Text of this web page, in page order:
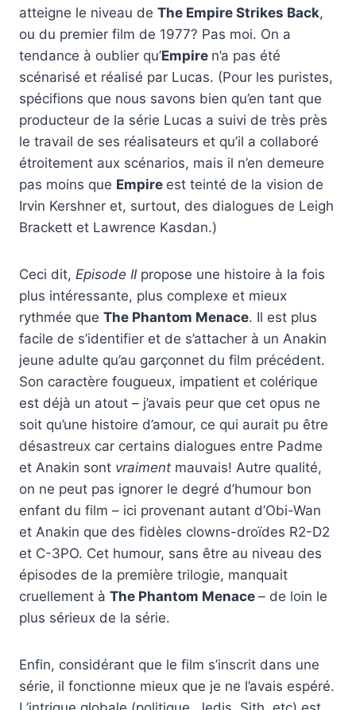
atteigne le niveau de The Empire Strikes Back,
ou du premier film de 1977? Pas moi. On a
tendance à oublier qu’Empire n’a pas été
scénarisé et réalisé par Lucas. (Pour les puristes,
spécifions que nous savons bien qu’en tant que
producteur de la série Lucas a suivi de très près
le travail de ses réalisateurs et qu’il a collaboré
étroitement aux scénarios, mais il n’en demeure
pas moins que Empire est teinté de la vision de
Irvin Kershner et, surtout, des dialogues de Leigh
Brackett et Lawrence Kasdan.)
Ceci dit, Episode II propose une histoire à la fois
plus intéressante, plus complexe et mieux
rythmée que The Phantom Menace. Il est plus
facile de s’identifier et de s’attacher à un Anakin
jeune adulte qu’au garçonnet du film précédent.
Son caractère fougueux, impatient et colérique
est déjà un atout – j’avais peur que cet opus ne
soit qu’une histoire d’amour, ce qui aurait pu être
désastreux car certains dialogues entre Padme
et Anakin sont vraiment mauvais! Autre qualité,
on ne peut pas ignorer le degré d’humour bon
enfant du film – ici provenant autant d’Obi-Wan
et Anakin que des fidèles clowns-droïdes R2-D2
et C-3PO. Cet humour, sans être au niveau des
épisodes de la première trilogie, manquait
cruellement à The Phantom Menace – de loin le
plus sérieux de la série.
Enfin, considérant que le film s’inscrit dans une
série, il fonctionne mieux que je ne l’avais espéré.